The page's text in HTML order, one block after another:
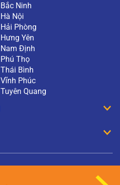
Bắc Ninh
Hà Nội
Hải Phòng
Hưng Yên
Nam Định
Phú Thọ
Thái Bình
Vĩnh Phúc
Tuyên Quang